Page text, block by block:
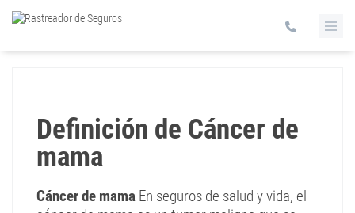
Definición de Cáncer de
mama
Cáncer de mama En seguros de salud y vida, el